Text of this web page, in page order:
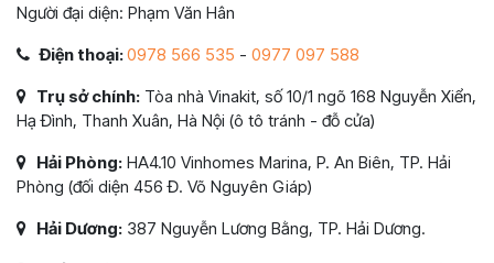
Người đại diện: Phạm Văn Hân
Điện thoại:0978 566 535 - 0977 097 588
Trụ sở chính: Tòa nhà Vinakit, số 10/1 ngõ 168 Nguyễn Xiển,
Hạ Đình, Thanh Xuân, Hà Nội (ô tô tránh - đỗ cửa)
Hải Phòng: HA4.10 Vinhomes Marina, P. An Biên, TP. Hải
Phòng (đối diện 456 Đ. Võ Nguyên Giáp)
Hải Dương: 387 Nguyễn Lương Bằng, TP. Hải Dương.